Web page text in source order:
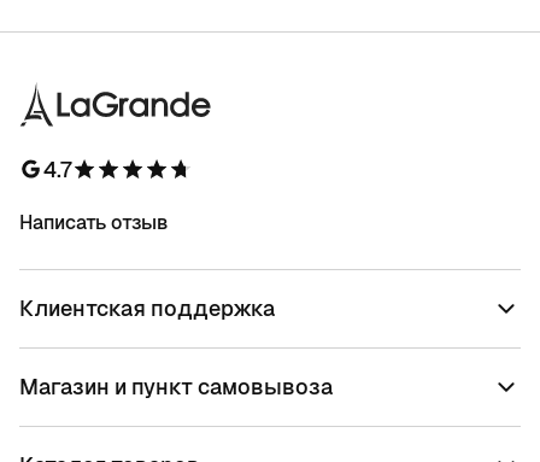
4.7
Написать отзыв
Клиентская поддержка
Магазин и пункт самовывоза